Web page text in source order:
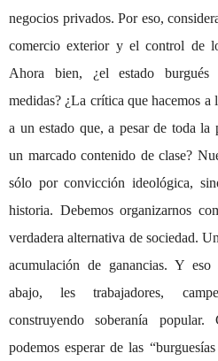
negocios privados. Por eso,
comercio exterior y el control de
Ahora bien, ¿el estado burgués
medidas? ¿La crítica que hacemos a
a un estado que, a pesar de toda la
un marcado contenido de clase?
sólo por convicción ideológica,
historia. Debemos organizarnos
verdadera alternativa de sociedad.
acumulación de ganancias. Y eso
abajo, les trabajadores,
construyendo soberanía
podemos esperar de las